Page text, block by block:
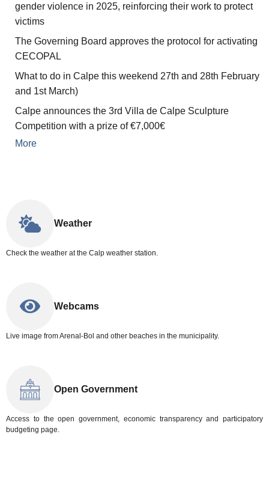
gender violence in 2025, reinforcing their work to protect
victims
The Governing Board approves the protocol for activating
CECOPAL
What to do in Calpe this weekend 27th and 28th February
and 1st March)
Calpe announces the 3rd Villa de Calpe Sculpture
Competition with a prize of €7,000€
More
Weather
Check the weather at the Calp weather station.
Webcams
Live image from Arenal-Bol and other beaches in the municipality.
Open Government
Access to the open government, economic transparency and participatory
budgeting page.